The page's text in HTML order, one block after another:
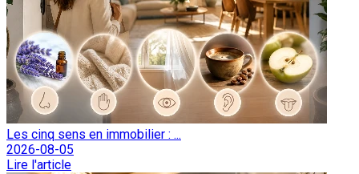
Les cinq sens en immobilier : ...
2026-08-05
Lire l'article